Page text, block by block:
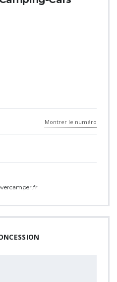
Montrer le numéro